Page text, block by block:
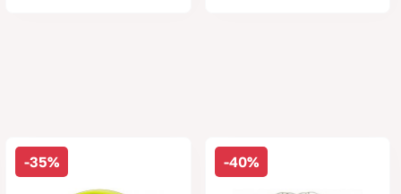
-35% -40%